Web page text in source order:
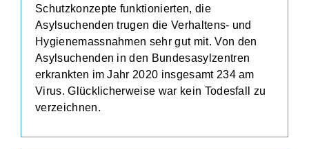
Schutzkonzepte funktionierten, die
Asylsuchenden trugen die Verhaltens- und
Hygienemassnahmen sehr gut mit. Von den
Asylsuchenden in den Bundesasylzentren
erkrankten im Jahr 2020 insgesamt 234 am
Virus. Glücklicherweise war kein Todesfall zu
verzeichnen.